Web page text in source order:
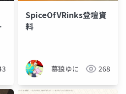
SpiceOfVRinks登壇資
料
慕狼ゆに 268